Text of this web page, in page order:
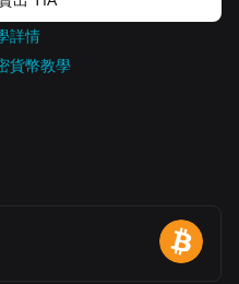
security and validator
supply and reduce
on
trading begins. You can
詳情
貨幣教學